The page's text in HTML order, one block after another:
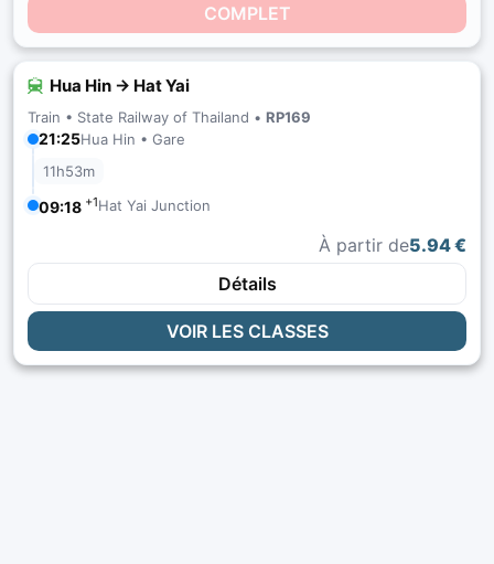
COMPLET
Hua Hin → Hat Yai
Train • State Railway of Thailand • RP169
21:25Hua Hin • Gare
11h53m
09:18 +1Hat Yai Junction
À partir de5.94 €
Détails
VOIR LES CLASSES